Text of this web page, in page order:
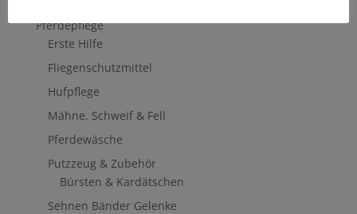
Pferdepflege
Erste Hilfe
Fliegenschutzmittel
Hufpflege
Mähne, Schweif & Fell
Pferdewäsche
Putzzeug & Zubehör
Bürsten & Kardätschen
Sehnen Bänder Gelenke